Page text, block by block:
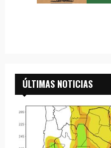
ÚLTIMAS NOTICIAS